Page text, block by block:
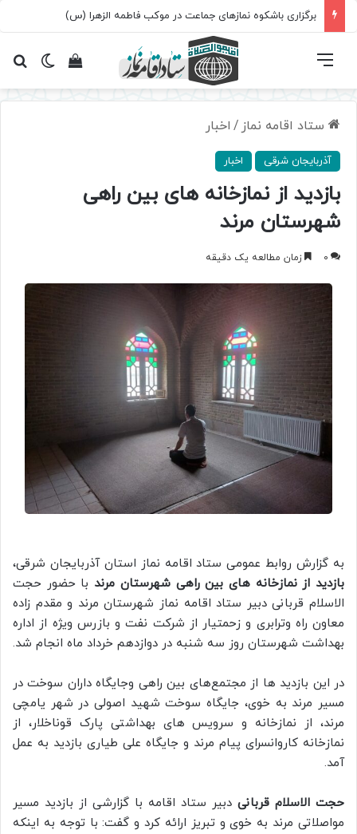
برگزاری باشکوه نمازهای جماعت در موکب فاطمه الزهرا (س)
تغییرمشاهده فهرست
ستاد اقامه نماز / اخبار
آذربایجان شرقی اخبار
بازدید از نمازخانه های بین راهی
شهرستان مرند
0 زمان مطالعه یک دقیقه
به گزارش روابط عمومی ستاد اقامه نماز استان آذربایجان شرقی،
بازدید از نمازخانه های بین راهی شهرستان مرند با حضور حجت
الاسلام قربانی دبیر ستاد اقامه نماز شهرستان مرند و مقدم زاده
معاون راه وترابری و زحمتیار از شرکت نفت و بازرس ویژه از اداره
بهداشت شهرستان روز سه شنبه در دوازدهم خرداد ماه انجام شد.
در این بازدید ها از مجتمع‌های بین راهی وجایگاه داران سوخت در
مسیر مرند به خوی، جایگاه سوخت شهید اصولی در شهر یامچی
مرند، از نمازخانه و سرویس های بهداشتی پارک قوناخلار، از
نمازخانه کاروانسرای پیام مرند و جایگاه علی طیاری بازدید به عمل
آمد.
حجت الاسلام قربانی دبیر ستاد اقامه با گزارشی از بازدید مسیر
مواصلاتی مرند به خوی و تبریز ارائه کرد و گفت: با توجه به اینکه